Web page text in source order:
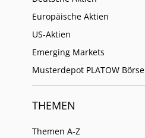
Europäische Aktien
US-Aktien
Emerging Markets
Musterdepot PLATOW Börse
THEMEN
Themen A-Z